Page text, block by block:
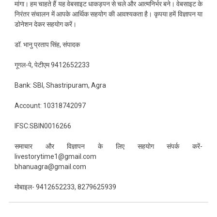
मांगा। हम चाहते हैं यह वेबसाइट धाकड़पन से चले और आत्मनिर्भर बने। वेबसाइट के
निरंतर संचालन में आपके आर्थिक सहयोग की आवश्यकता है। कृपया हमें विज्ञापन या
डोनेशन देकर सहयोग करें।
डॉ. भानु प्रताप सिंह, संपादक
गूगल-पे, पेटीएम 9412652233
Bank: SBI, Shastripuram, Agra
Account: 10318742097
IFSC:SBIN0016266
समाचार और विज्ञापन के लिए सहयोग संपर्क करें-
livestorytime1@gmail.com
bhanuagra@gmail.com
मोबाइल- 9412652233, 8279625939